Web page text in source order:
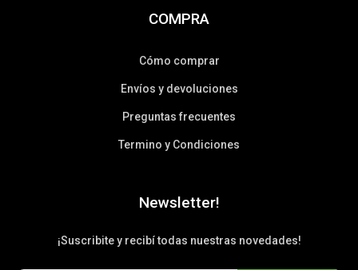
COMPRA
Cómo comprar
Envíos y devoluciones
Preguntas frecuentes
Termino y Condiciones
Newsletter!
¡Suscribite y recibí todas nuestras novedades!